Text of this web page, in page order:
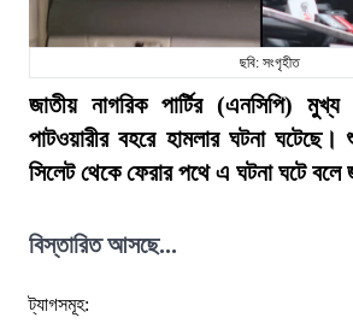
ছবি: সংগৃহীত
জাতীয় নাগরিক পার্টির (এনসিপি) মুখ্য
পাটওয়ারীর বহরে হামলার ঘটনা
সিলেট থেকে ফেরার পথে এ ঘটনা ঘটে বলে
বিস্তারিত আসছে...
ট্যাগসমূহ: